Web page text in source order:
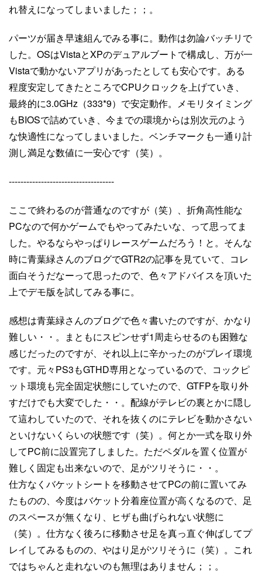
れ替えになってしまいました；；。
パーツが届き早速組んでみる事に。動作は勿論バッチリで
した。OSはVistaとXPのデュアルブートで構成し、万が一
Vistaで動かないアプリがあったとしても安心です。ある
程度安定してきたところでCPUクロックを上げていき、
最終的に3.0GHz（333*9）で安定動作。メモリタイミング
もBIOSで詰めていき、今までの環境からは別次元のよう
な快適性になってしまいました。ベンチマークも一通り計
測し満足な数値に一安心です（笑）。
------------------------------------
ここで終わるのが普通なのですが（笑）、折角高性能な
PCなので何かゲームでもやってみたいな、って思ってま
した。やるならやっぱりレースゲームだろう！と。そんな
時に青葉緑さんのブログでGTR2の記事を見ていて、コレ
面白そうだなーって思ったので、色々アドバイスを頂いた
上でデモ版を試してみる事に。
感想は青葉緑さんのブログで色々書いたのですが、かなり
難しい・・。まともにスピンせず1周走らせるのも困難な
感じだったのですが、それ以上に辛かったのがプレイ環境
です。元々PS3もGTHD専用となっているので、コックピ
ット環境も完全固定状態にしていたので、GTFPを取り外
すだけでも大変でした・・。配線がテレビの裏とかに隠し
て這わしていたので、それを抜くのにテレビを動かさない
といけないくらいの状態です（笑）。何とか一式を取り外
してPC前に設置完了しました。ただペダルを置く位置が
難しく固定も出来ないので、足がツリそうに・・。
仕方なくバケットシートを移動させてPCの前に置いてみ
たものの、今度はバケット分着座位置が高くなるので、足
のスペースが無くなり、ヒザも曲げられない状態に
（笑）。仕方なく後ろに移動させ足を真っ直ぐ伸ばしてプ
レイしてみるものの、やはり足がツリそうに（笑）。これ
ではちゃんと走れないのも無理はありません；；。